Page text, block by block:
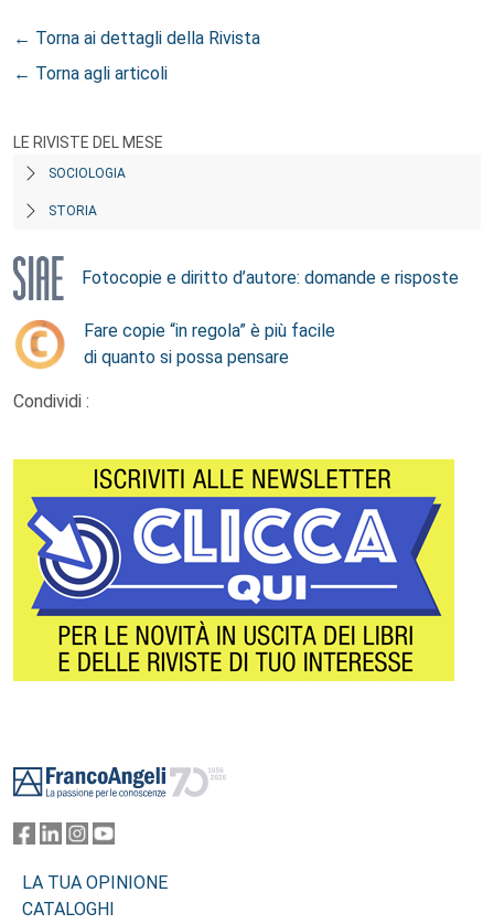
← Torna ai dettagli della Rivista
← Torna agli articoli
LE RIVISTE DEL MESE
SOCIOLOGIA
STORIA
Fotocopie e diritto d’autore: domande e risposte
Fare copie “in regola” è più facile
di quanto si possa pensare
Condividi :
LA TUA OPINIONE
CATALOGHI